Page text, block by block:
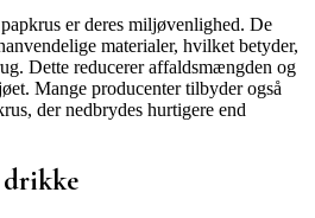
er deres miljøvenlighed. De
materialer, hvilket betyder,
Dette reducerer affaldsmængden og
Mange producenter tilbyder også
der nedbrydes hurtigere end
drikke